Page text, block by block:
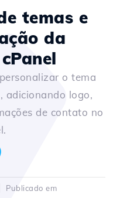
temas e
da
o tema
adicionando logo,
de contato no
Publicado em